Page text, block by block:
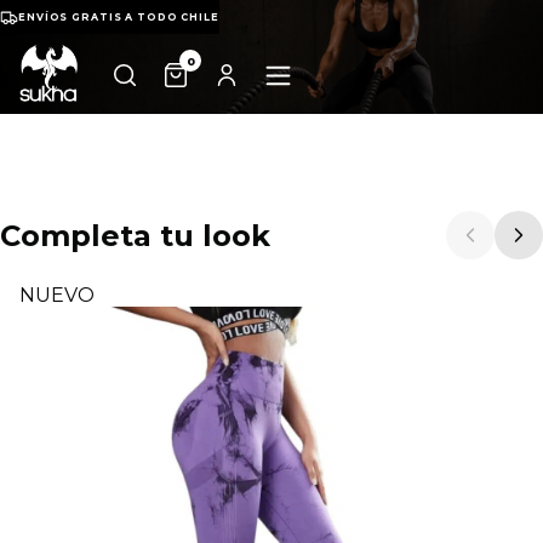
ENVÍOS GRATIS A TODO CHILE
0
Completa tu look
NUEVO